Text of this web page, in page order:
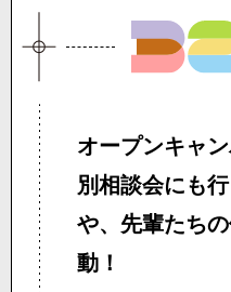
オープンキャ
別相談会にも行
や、先輩たちの
動！